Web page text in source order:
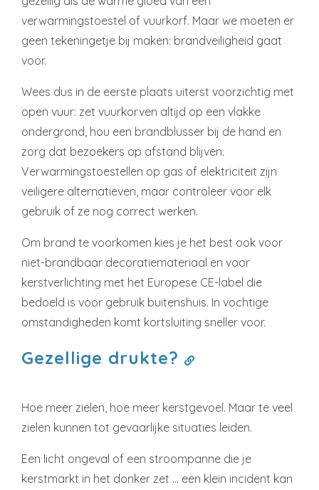
verwarmingstoestel of vuurkorf. Maar we moeten er
geen tekeningetje bij maken: brandveiligheid gaat
voor.
Wees dus in de eerste plaats uiterst voorzichtig met
open vuur: zet vuurkorven altijd op een vlakke
ondergrond, hou een brandblusser bij de hand en
zorg dat bezoekers op afstand blijven.
Verwarmingstoestellen op gas of elektriciteit zijn
veiligere alternatieven, maar controleer voor elk
gebruik of ze nog correct werken.
Om brand te voorkomen kies je het best ook voor
niet-brandbaar decoratiemateriaal en voor
kerstverlichting met het Europese CE-label die
bedoeld is voor gebruik buitenshuis. In vochtige
omstandigheden komt kortsluiting sneller voor.
Gezellige drukte?
Hoe meer zielen, hoe meer kerstgevoel. Maar te veel
zielen kunnen tot gevaarlijke situaties leiden.
Een licht ongeval of een stroompanne die je
kerstmarkt in het donker zet … een klein incident kan